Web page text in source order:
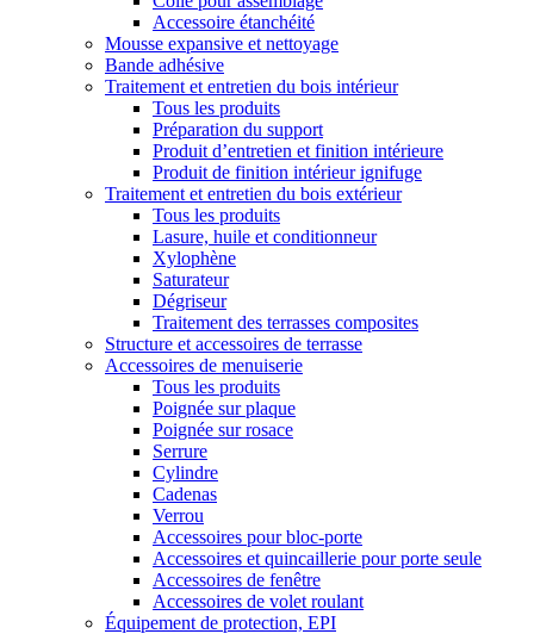
Accessoire étanchéité
Mousse expansive et nettoyage
Bande adhésive
Traitement et entretien du bois intérieur
Tous les produits
Préparation du support
Produit d’entretien et finition intérieure
Produit de finition intérieur ignifuge
Traitement et entretien du bois extérieur
Tous les produits
Lasure, huile et conditionneur
Xylophène
Saturateur
Dégriseur
Traitement des terrasses composites
Structure et accessoires de terrasse
Accessoires de menuiserie
Tous les produits
Poignée sur plaque
Poignée sur rosace
Serrure
Cylindre
Cadenas
Verrou
Accessoires pour bloc-porte
Accessoires et quincaillerie pour porte seule
Accessoires de fenêtre
Accessoires de volet roulant
Équipement de protection, EPI